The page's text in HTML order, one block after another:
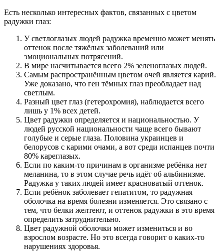
Есть несколько интересных фактов, связанных с цветом
радужки глаз:
У светлоглазых людей радужка временно может менять
оттенок после тяжёлых заболеваний или
эмоциональных потрясений.
В мире насчитывается всего 2% зеленоглазых людей.
Самым распространённым цветом очей является карий.
Уже доказано, что ген тёмных глаз преобладает над
светлым.
Разный цвет глаз (гетерохромия), наблюдается всего
лишь у 1% всех детей.
Цвет радужки определяется и национальностью. У
людей русской национальности чаще всего бывают
голубые и серые глаза. Половина украинцев и
белорусов с карими очами, а вот среди испанцев почти
80% кареглазых.
Если по каким-то причинам в организме ребёнка нет
меланина, то в этом случае речь идёт об альбинизме.
Радужка у таких людей имеет красноватый оттенок.
Если ребёнок заболевает гепатитом, то радужная
оболочка на время болезни изменяется. Это связано с
тем, что белки желтеют, и оттенок радужки в это время
определить затруднительно.
Цвет радужной оболочки может измениться и во
взрослом возрасте. Но это всегда говорит о каких-то
нарушениях здоровья.